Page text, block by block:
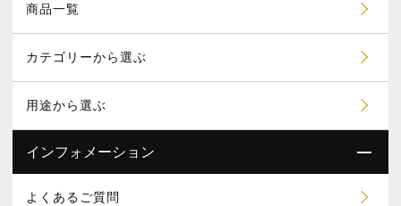
商品一覧
カテゴリーから選ぶ
用途から選ぶ
インフォメーション
よくあるご質問